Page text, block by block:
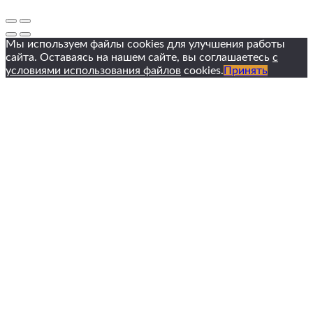
Мы используем файлы cookies для улучшения работы
сайта. Оставаясь на нашем сайте, вы соглашаетесь с
условиями использования файлов cookies. Принять